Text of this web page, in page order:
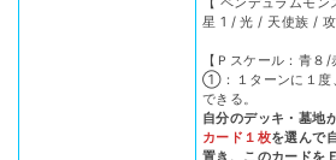
星 1 / 光 / 天使族 /
【Ｐスケール：青８/
①：１ターンに１度
できる。
自分のデッキ・墓地
カード１枚を選んで